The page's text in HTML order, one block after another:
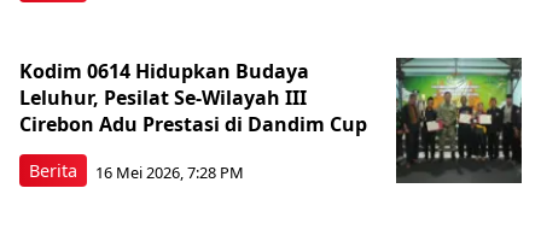
Berita
Kodim 0614 Hidupkan Budaya
Leluhur, Pesilat Se-Wilayah III
Cirebon Adu Prestasi di Dandim Cup
16 Mei 2026, 7:28 PM